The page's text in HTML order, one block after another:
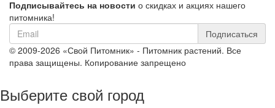
Подписывайтесь на новости о скидках и акциях нашего
питомника!
Подписаться
© 2009-2026 «Свой Питомник» - Питомник растений. Все
права защищены. Копирование запрещено
Выберите свой город